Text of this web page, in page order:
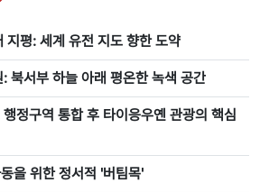
지평: 세계 유전 지도 향한 도약
북서부 하늘 아래 평온한 녹색 공간
정구역 통합 후 타이응우옌 관광의 핵심
을 위한 정서적 '버팀목'